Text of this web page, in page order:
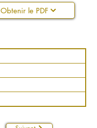
Obtenir le PDF